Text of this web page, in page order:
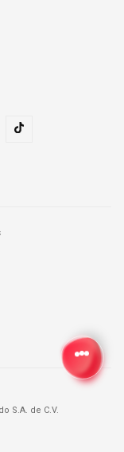
S.A. de C.V.